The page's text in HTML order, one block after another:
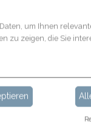
um Ihnen
zu zeigen, die Sie